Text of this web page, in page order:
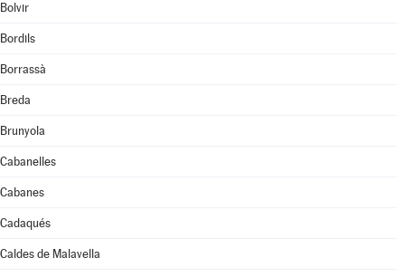
Bolvir
Bordils
Borrassà
Breda
Brunyola
Cabanelles
Cabanes
Cadaqués
Caldes de Malavella